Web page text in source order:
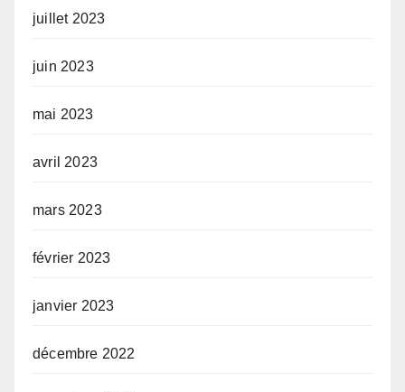
juillet 2023
juin 2023
mai 2023
avril 2023
mars 2023
février 2023
janvier 2023
décembre 2022